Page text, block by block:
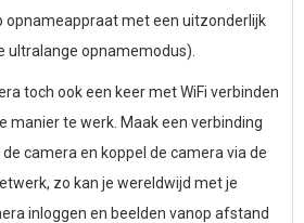
opnameappraat met een uitzonderlijk
ultralange opnamemodus).
toch ook een keer met WiFi verbinden
manier te werk. Maak een verbinding
camera en koppel de camera via de
zo kan je wereldwijd met je
inloggen en beelden vanop afstand